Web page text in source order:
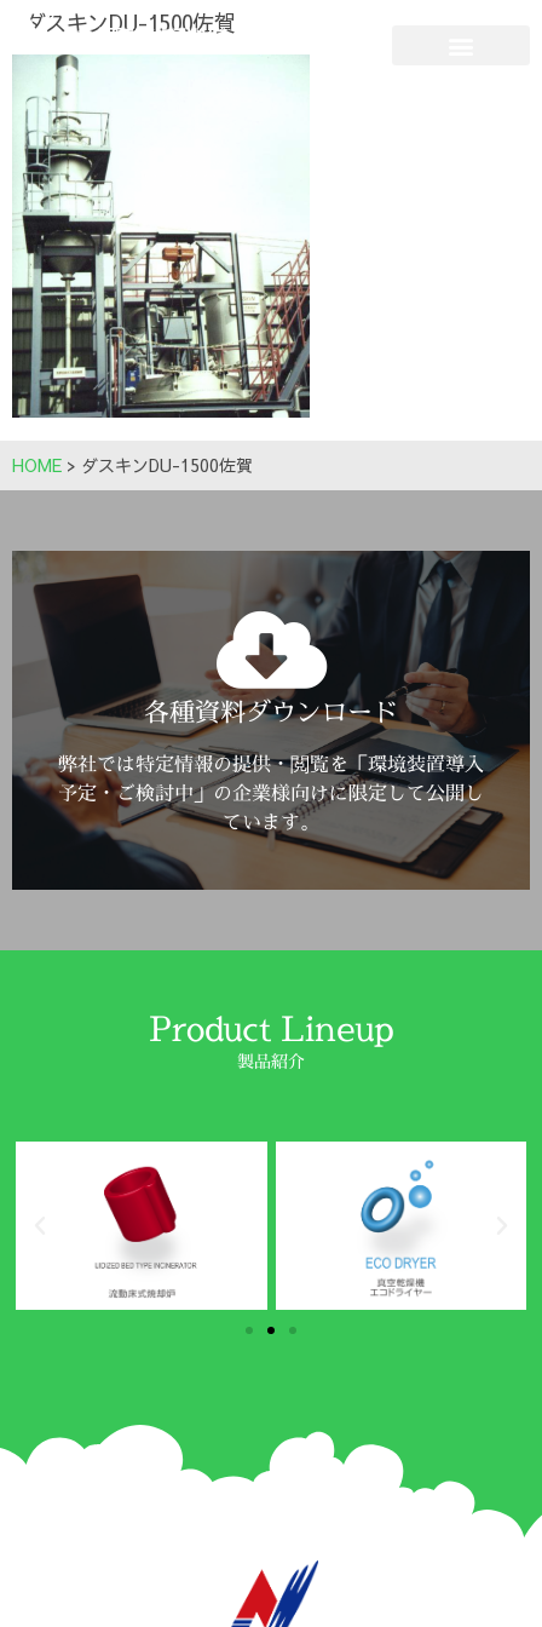
ダスキンDU-1500佐賀
HOME > ダスキンDU-1500佐賀
各種資料ダウンロード
弊社では特定情報の提供・閲覧を「環境装置導入
予定・ご検討中」の企業様向けに限定して公開し
ています。
詳しくはこちら
Click Here
Product Lineup
製品紹介